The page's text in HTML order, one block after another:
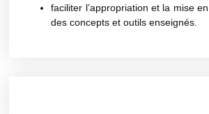
faciliter l’appropriation et la mise
des concepts et outils enseignés.